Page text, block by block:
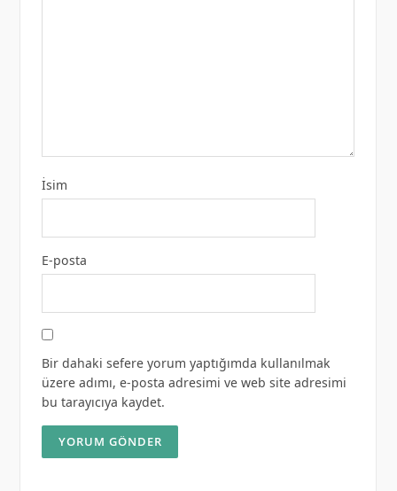
İsim
E-posta
Bir dahaki sefere yorum yaptığımda kullanılmak
üzere adımı, e-posta adresimi ve web site adresimi
bu tarayıcıya kaydet.